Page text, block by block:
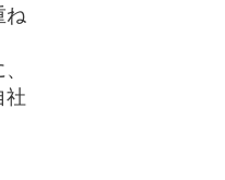
ね
社